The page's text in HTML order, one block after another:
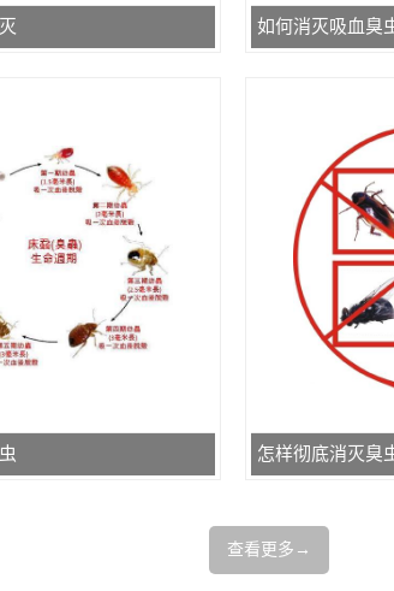
如何消灭吸血臭
怎样彻底消灭臭
查看更多→